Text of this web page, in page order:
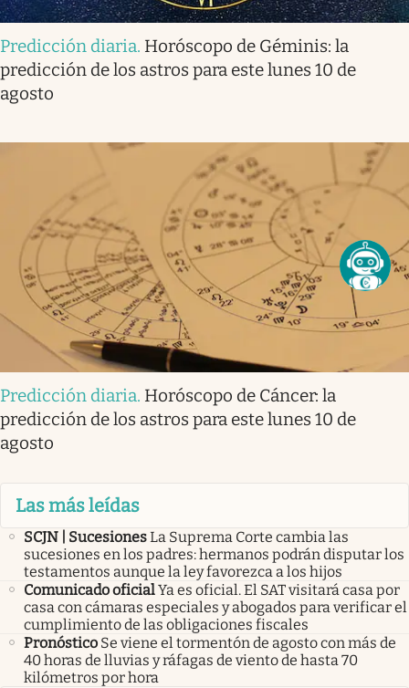
Predicción diaria. Horóscopo de Géminis: la
predicción de los astros para este lunes 10 de
agosto
Predicción diaria. Horóscopo de Cáncer: la
predicción de los astros para este lunes 10 de
agosto
Las más leídas
SCJN | SucesionesLa Suprema Corte cambia las
sucesiones en los padres: hermanos podrán disputar los
testamentos aunque la ley favorezca a los hijos
Comunicado oficialYa es oficial. El SAT visitará casa por
casa con cámaras especiales y abogados para verificar el
cumplimiento de las obligaciones fiscales
Pronóstico Se viene el tormentón de agosto con más de
40 horas de lluvias y ráfagas de viento de hasta 70
kilómetros por hora